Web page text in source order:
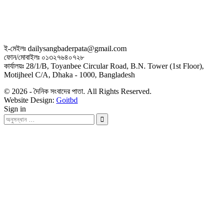
ই-মেইলঃ dailysangbaderpata@gmail.com
ফোন/মোবাইলঃ ০১৩২৭৬৪০৭২৮
কার্যালয়ঃ 28/1/B, Toyanbee Circular Road, B.N. Tower (1st Floor),
Motijheel C/A, Dhaka - 1000, Bangladesh
© 2026 - দৈনিক সংবাদের পাতা. All Rights Reserved.
Website Design: Goitbd
Sign in